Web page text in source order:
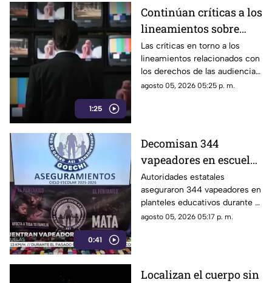
1:25
Continúan críticas a los
lineamientos sobre
audiencias; opositores
los califican como un
mecanismo de censura
Las críticas en torno a los
lineamientos relacionados con
los derechos de las audiencias
continúan.
agosto 05, 2026 05:25 p. m.
0:41
Decomisan 344
vapeadores en escuelas
de Chihuahua el
pasado ciclo escolar |
VIDEO
Autoridades estatales
aseguraron 344 vapeadores en
planteles educativos durante el
ciclo escolar 2025-2026.
agosto 05, 2026 05:17 p. m.
Localizan el cuerpo sin